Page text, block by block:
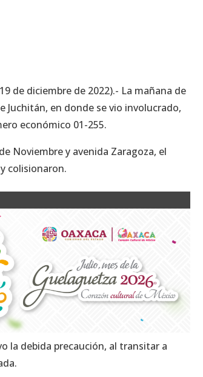
de diciembre de 2022).- La mañana de
Juchitán, en donde se vio involucrado,
económico 01-255.
Noviembre y avenida Zaragoza, el
colisionaron.
la debida precaución, al transitar a